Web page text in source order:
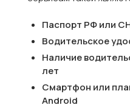
Паспорт РФ или
Водительское
Наличие
лет
Смартфон или
Android